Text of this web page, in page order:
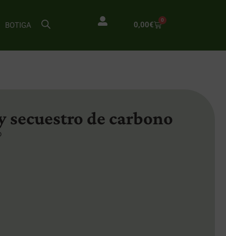
BOTIGA 0,00€
0
secuestro de carbono